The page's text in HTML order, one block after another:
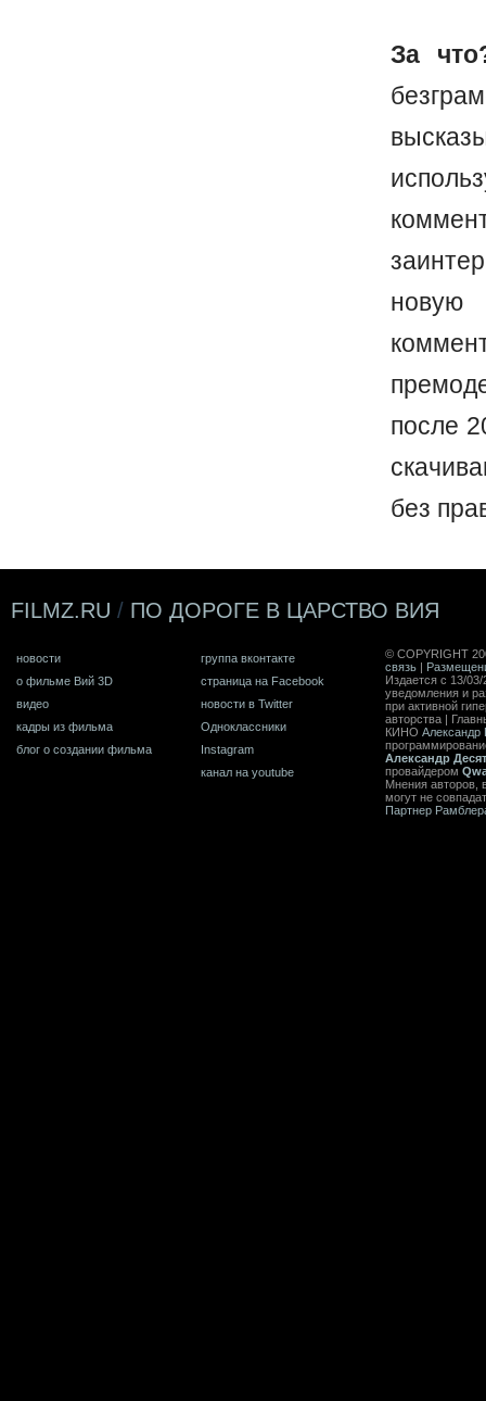
За
новую
после
без
FILMZ.RU / ПО ДОРОГЕ В ЦАРСТВО ВИЯ
новости
о фильме Вий 3D
видео
кадры из фильма
блог о создании фильма
группа вконтакте
страница на Facebook
новости в Twitter
Одноклассники
Instagram
канал на youtube
© COPYRIGHT
связь |
Издается с 13/
уведомления и
при активной
авторства |
КИНО Александр
Александр
провайдером
Мнения авторов,
могут не
Партнер